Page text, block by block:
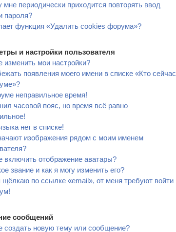
мне периодически приходится повторять ввод
пароля?
функция «Удалить cookies форума»?
и настройки пользователя
изменить мои настройки?
появления моего имени в списке «Кто сейчас
неправильное время!
часовой пояс, но время всё равно
нет в списке!
изображения рядом с моим именем
включить отображение аватары?
звание и как я могу изменить его?
щёлкаю по ссылке «email», от меня требуют войти
сообщений
создать новую тему или сообщение?